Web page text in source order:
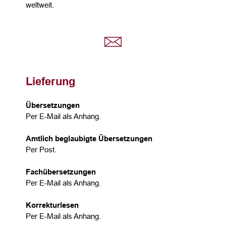
weltweit.
Lieferung
Übersetzungen
Per E-Mail als Anhang.
Amtlich beglaubigte Übersetzungen
Per Post.
Fachübersetzungen
Per E-Mail als Anhang.
Korrekturlesen
Per E-Mail als Anhang.